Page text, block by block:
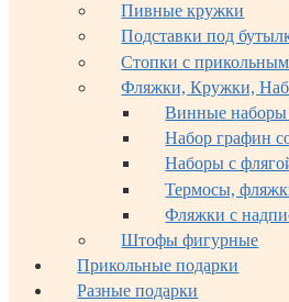
Пивные кружки
Подставки под
Стопки с
Фляжки, Кружки,
Винные наборы
Набор графин
Наборы с
Термосы,
Фляжки с
Штофы фигурные
Прикольные подарки
Разные подарки